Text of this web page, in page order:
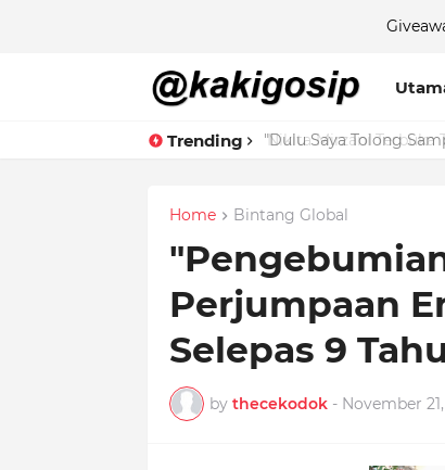
Trending
Home Bintang Global
Perjumpaan
Selepas 9
by thecekodok - November